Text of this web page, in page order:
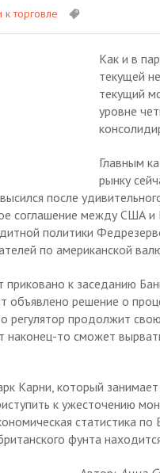
торговле
Как и в
текущей
текущий
уровне
Главным
рынку
после
соглашение между США
политики
по американской
приковано к заседанию
объявлено решение о
регулятор продолжит
наконец-то сможет
Карни, который
к ужесточению
статистика
фунта